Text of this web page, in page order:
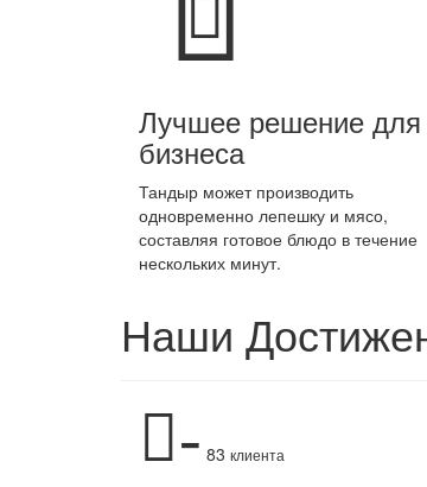
Лучшее решение для
бизнеса
Тандыр может производить
одновременно лепешку и мясо,
составляя готовое блюдо в течение
нескольких минут.
Наши
- 83 клиента